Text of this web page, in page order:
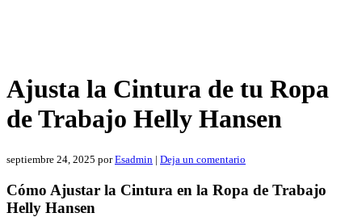
Ajusta la Cintura de tu Ropa
de Trabajo Helly Hansen
septiembre 24, 2025 porEsadmin | Deja un comentario
Cómo Ajustar la Cintura en la Ropa de Trabajo
Helly Hansen